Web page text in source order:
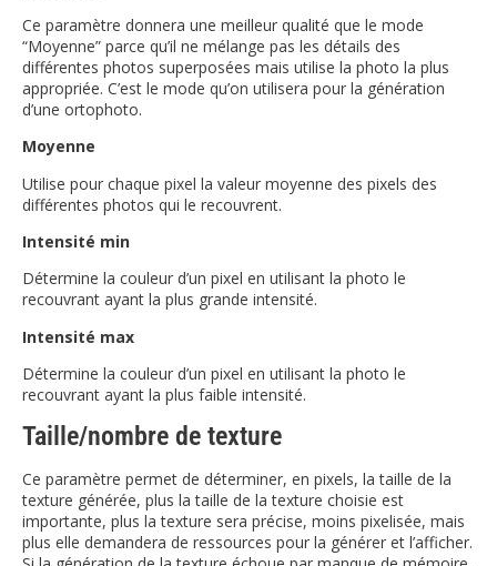
Ce paramètre donnera une meilleur qualité que le mode
“Moyenne” parce qu’il ne mélange pas les détails des
différentes photos superposées mais utilise la photo la plus
appropriée. C’est le mode qu’on utilisera pour la génération
d’une ortophoto.
Moyenne
Utilise pour chaque pixel la valeur moyenne des pixels des
différentes photos qui le recouvrent.
Intensité min
Détermine la couleur d’un pixel en utilisant la photo le
recouvrant ayant la plus grande intensité.
Intensité max
Détermine la couleur d’un pixel en utilisant la photo le
recouvrant ayant la plus faible intensité.
Taille/nombre de texture
Ce paramètre permet de déterminer, en pixels, la taille de la
texture générée, plus la taille de la texture choisie est
importante, plus la texture sera précise, moins pixelisée, mais
plus elle demandera de ressources pour la générer et l’afficher.